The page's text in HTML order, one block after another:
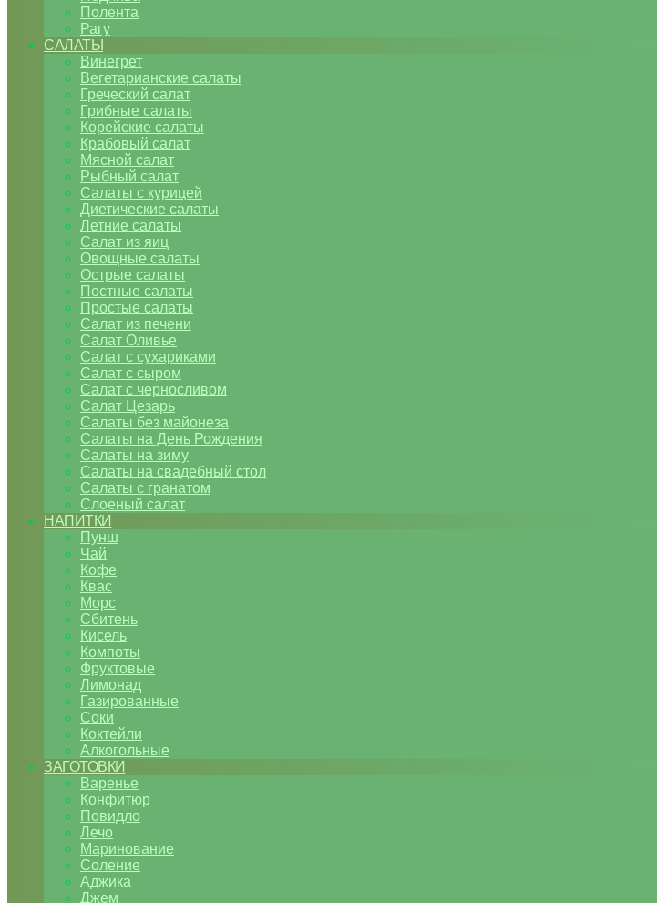
Полента
Рагу
САЛАТЫ
Винегрет
Вегетарианские салаты
Греческий салат
Грибные салаты
Корейские салаты
Крабовый салат
Мясной салат
Рыбный салат
Салаты с курицей
Диетические салаты
Летние салаты
Салат из яиц
Овощные салаты
Острые салаты
Постные салаты
Простые салаты
Салат из печени
Салат Оливье
Салат с сухариками
Салат с сыром
Салат с черносливом
Салат Цезарь
Салаты без майонеза
Салаты на День Рождения
Салаты на зиму
Салаты на свадебный стол
Салаты с гранатом
Слоеный салат
НАПИТКИ
Пунш
Чай
Кофе
Квас
Морс
Сбитень
Кисель
Компоты
Фруктовые
Лимонад
Газированные
Соки
Коктейли
Алкогольные
ЗАГОТОВКИ
Варенье
Конфитюр
Повидло
Лечо
Маринование
Соление
Аджика
Джем